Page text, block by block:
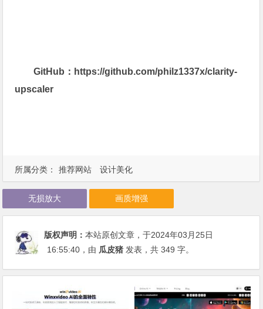
GitHub：https://github.com/philz1337x/clarity-
upscaler
所属分类： 推荐网站 设计美化
无损放大 画质增强
版权声明：本站原创文章，于2024年03月25日
16:55:40 ，由 瓜皮猪 发表，共 349 字。